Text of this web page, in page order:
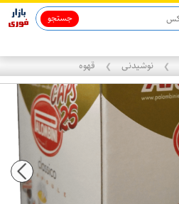
جستجو
❯ نوشیدنی ❯ قهوه